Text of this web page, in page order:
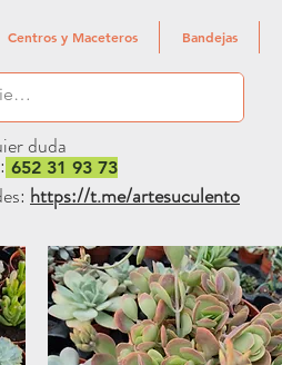
Centros y Maceteros Bandejas
duda
652 31 93 73
https://t.me/artesuculento